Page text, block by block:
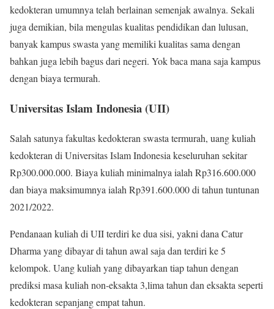
kedokteran umumnya telah berlainan semenjak awalnya. Sekali
juga demikian, bila mengulas kualitas pendidikan dan lulusan,
banyak kampus swasta yang memiliki kualitas sama dengan
bahkan juga lebih bagus dari negeri. Yok baca mana saja kampus
dengan biaya termurah.
Universitas Islam Indonesia (UII)
Salah satunya fakultas kedokteran swasta termurah, uang kuliah
kedokteran di Universitas Islam Indonesia keseluruhan sekitar
Rp300.000.000. Biaya kuliah minimalnya ialah Rp316.600.000
dan biaya maksimumnya ialah Rp391.600.000 di tahun tuntunan
2021/2022.
Pendanaan kuliah di UII terdiri ke dua sisi, yakni dana Catur
Dharma yang dibayar di tahun awal saja dan terdiri ke 5
kelompok. Uang kuliah yang dibayarkan tiap tahun dengan
prediksi masa kuliah non-eksakta 3,lima tahun dan eksakta seperti
kedokteran sepanjang empat tahun.